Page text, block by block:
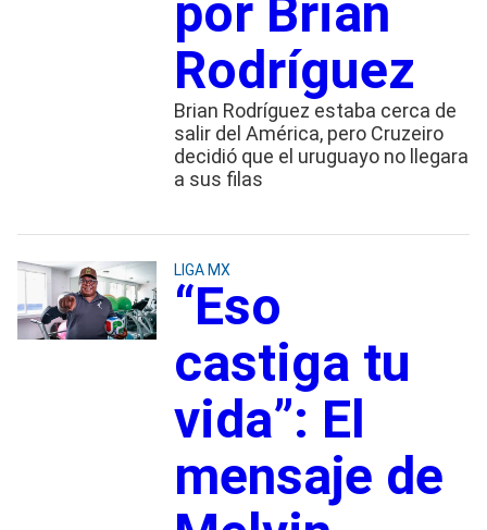
por Brian
Rodríguez
Brian Rodríguez estaba cerca de
salir del América, pero Cruzeiro
decidió que el uruguayo no llegara
a sus filas
LIGA MX
“Eso
castiga tu
vida”: El
mensaje de